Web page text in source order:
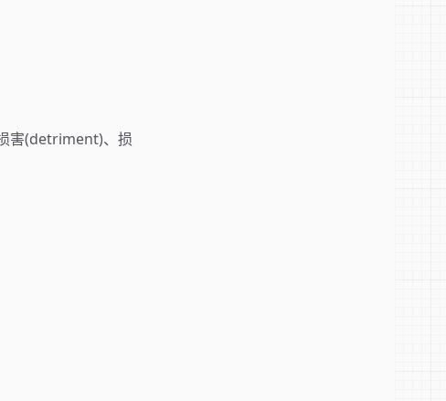
害(detriment)、损